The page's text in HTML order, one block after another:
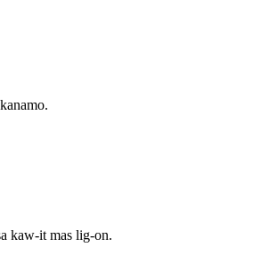
kaw-it mas lig-on.